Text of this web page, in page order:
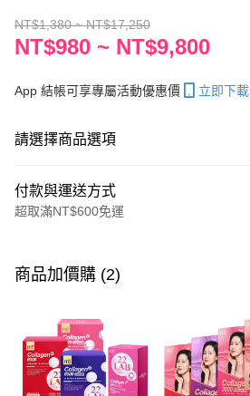
NT$1,380 ~ NT$17,250
NT$980 ~ NT$9,800
App 結帳可享專屬活動優惠價 立即下載
請選擇商品選項
付款與運送方式
超取滿NT$600免運
信用卡一次付款
LINE Pay
Apple Pay
商品加價購 (2)